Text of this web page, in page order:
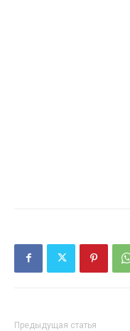
Предыдущая статья